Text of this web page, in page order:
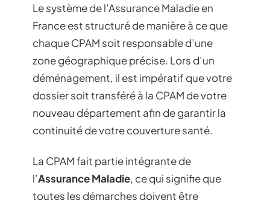
Le système de l’Assurance Maladie en
France est structuré de manière à ce que
chaque CPAM soit responsable d’une
zone géographique précise. Lors d’un
déménagement, il est impératif que votre
dossier soit transféré à la CPAM de votre
nouveau département afin de garantir la
continuité de votre couverture santé.
La CPAM fait partie intégrante de
l’Assurance Maladie, ce qui signifie que
toutes les démarches doivent être